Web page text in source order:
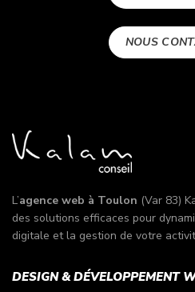
NOUS
L’agence web à Toulon (Var 83)
des solutions efficaces pour
digitale et la gestion de votre
DESIGN & DÉVELOPPEMENT